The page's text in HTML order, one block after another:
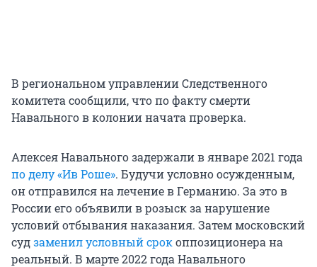
В региональном управлении Следственного
комитета сообщили, что по факту смерти
Навального в колонии начата проверка.
Алексея Навального задержали в январе 2021 года
по делу «Ив Роше». Будучи условно осужденным,
он отправился на лечение в Германию. За это в
России его объявили в розыск за нарушение
условий отбывания наказания. Затем московский
судзаменил условный срокоппозиционера на
реальный. В марте 2022 года Навального